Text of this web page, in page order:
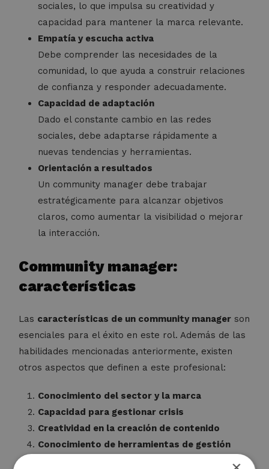
sociales, lo que impulsa su creatividad y
capacidad para mantener la marca relevante.
Empatía y escucha activa
Debe comprender las necesidades de la
comunidad, lo que ayuda a construir relaciones
de confianza y responder adecuadamente.
Capacidad de adaptación
Dado el constante cambio en las redes
sociales, debe adaptarse rápidamente a
nuevas tendencias y herramientas.
Orientación a resultados
Un community manager debe trabajar
estratégicamente para alcanzar objetivos
claros, como aumentar la visibilidad o mejorar
la interacción.
Community manager:
características
Las características de un community manager son
esenciales para el éxito en este rol. Además de las
habilidades mencionadas anteriormente, existen
otros aspectos que definen a este profesional:
Conocimiento del sector y la marca
Capacidad para gestionar crisis
Creatividad en la creación de contenido
Conocimiento de herramientas de gestión